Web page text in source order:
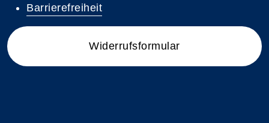
Barrierefreiheit
Widerrufsformular